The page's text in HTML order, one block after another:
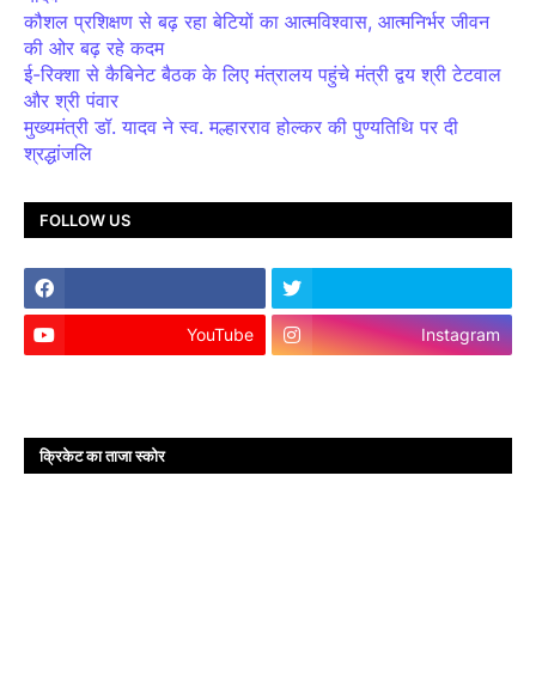
कौशल प्रशिक्षण से बढ़ रहा बेटियों का आत्मविश्वास, आत्मनिर्भर जीवन
की ओर बढ़ रहे कदम
ई-रिक्शा से कैबिनेट बैठक के लिए मंत्रालय पहुंचे मंत्री द्वय श्री टेटवाल
और श्री पंवार
मुख्यमंत्री डॉ. यादव ने स्व. मल्हारराव होल्कर की पुण्यतिथि पर दी
श्रद्धांजलि
FOLLOW US
YouTube Instagram
क्रिकेट का ताजा स्कोर